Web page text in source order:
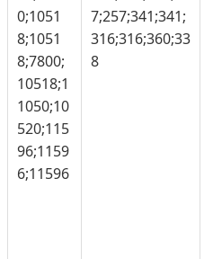
0;1051
8;1051
8;7800;
10518;1
1050;10
520;115
96;1159
6;11596
7;257;341;341;
316;316;360;33
8